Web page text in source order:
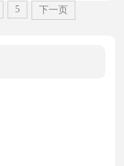
5
下一页